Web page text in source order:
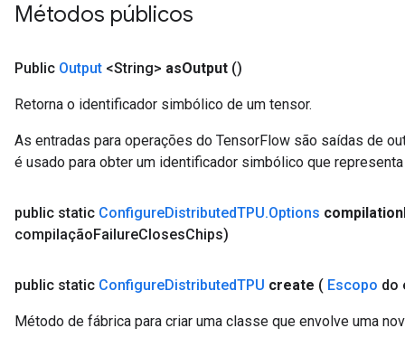
Métodos públicos
Public Output <String> asOutput ()
Retorna o identificador simbólico de um tensor.
As entradas para operações do TensorFlow são saídas de
é usado para obter um identificador simbólico que
public static ConfigureDistributedTPU.Options compilation
compilaçãoFailureClosesChips)
public static ConfigureDistributedTPU create ( Escopo do
Método de fábrica para criar uma classe que envolve uma